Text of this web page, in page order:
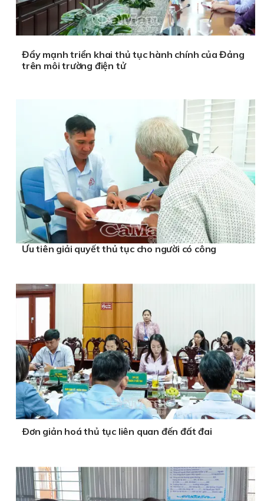
Đẩy mạnh triển khai thủ tục hành chính của Đảng
trên môi trường điện tử
Ưu tiên giải quyết thủ tục cho người có công
Ðơn giản hoá thủ tục liên quan đến đất đai